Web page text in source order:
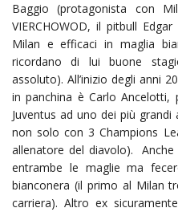
Baggio (protagonista con
VIERCHOWOD, il pitbull
Milan e efficaci in maglia
ricordano di lui buone
assoluto). All’inizio degli anni
in panchina è Carlo
Juventus ad uno dei più
non solo con 3 Champions
allenatore del diavolo).
entrambe le maglie ma
bianconera (il primo al Milan
carriera). Altro ex